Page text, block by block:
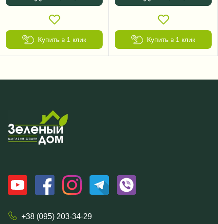
Купить в 1 клик Купить в 1 клик
+38 (095) 203-34-29